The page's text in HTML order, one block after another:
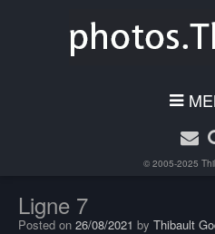
© 2005-2025
Ligne 7
Posted on 26/08/2021 by Thibault